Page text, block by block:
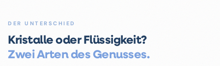
DER UNTERSCHIED
Kristalle oder Flüssigkeit?
Zwei Arten des Genusses.